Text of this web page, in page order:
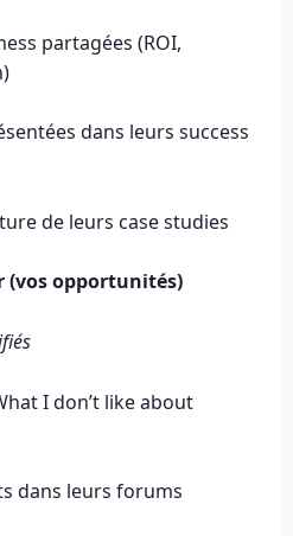
partagées (ROI,
dans leurs success
de leurs case studies
(vos opportunités)
I don’t like about
dans leurs forums